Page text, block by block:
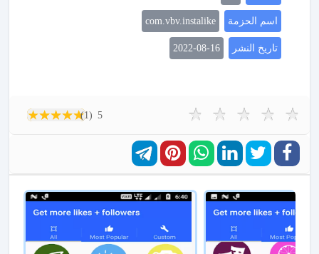
اسم الحزمة com.vbv.instalike
تاريخ النشر 2022-08-16
5
(1)